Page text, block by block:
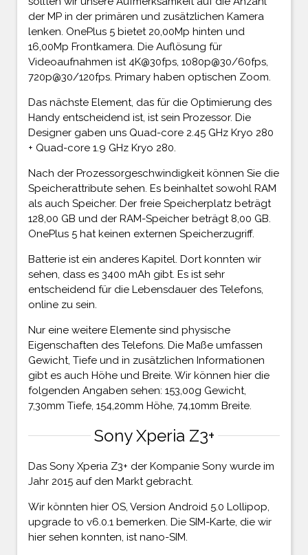
der MP in der primären und zusätzlichen Kamera
lenken. OnePlus 5 bietet 20,00Mp hinten und
16,00Mp Frontkamera. Die Auflösung für
Videoaufnahmen ist 4K@30fps, 1080p@30/60fps,
720p@30/120fps. Primary haben optischen Zoom.
Das nächste Element, das für die Optimierung des
Handy entscheidend ist, ist sein Prozessor. Die
Designer gaben uns Quad-core 2.45 GHz Kryo 280
+ Quad-core 1.9 GHz Kryo 280.
Nach der Prozessorgeschwindigkeit können Sie die
Speicherattribute sehen. Es beinhaltet sowohl RAM
als auch Speicher. Der freie Speicherplatz beträgt
128,00 GB und der RAM-Speicher beträgt 8,00 GB.
OnePlus 5 hat keinen externen Speicherzugriff.
Batterie ist ein anderes Kapitel. Dort konnten wir
sehen, dass es 3400 mAh gibt. Es ist sehr
entscheidend für die Lebensdauer des Telefons,
online zu sein.
Nur eine weitere Elemente sind physische
Eigenschaften des Telefons. Die Maße umfassen
Gewicht, Tiefe und in zusätzlichen Informationen
gibt es auch Höhe und Breite. Wir können hier die
folgenden Angaben sehen: 153,00g Gewicht,
7,30mm Tiefe, 154,20mm Höhe, 74,10mm Breite.
Sony Xperia Z3+
Das Sony Xperia Z3+ der Kompanie Sony wurde im
Jahr 2015 auf den Markt gebracht.
Wir könnten hier OS, Version Android 5.0 Lollipop,
upgrade to v6.0.1 bemerken. Die SIM-Karte, die wir
hier sehen konnten, ist nano-SIM.